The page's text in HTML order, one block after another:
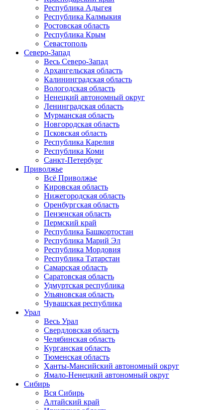
Республика Адыгея
Республика Калмыкия
Ростовская область
Республика Крым
Севастополь
Северо-Запад
Весь Северо-Запад
Архангельская область
Калининградская область
Вологодская область
Ненецкий автономный округ
Ленинградская область
Мурманская область
Новгородская область
Псковская область
Республика Карелия
Республика Коми
Санкт-Петербург
Приволжье
Всё Приволжье
Кировская область
Нижегородская область
Оренбургская область
Пензенская область
Пермский край
Республика Башкортостан
Республика Марий Эл
Республика Мордовия
Республика Татарстан
Самарская область
Саратовская область
Удмуртская республика
Ульяновская область
Чувашская республика
Урал
Весь Урал
Свердловская область
Челябинская область
Курганская область
Тюменская область
Ханты-Мансийский автономный округ
Ямало-Ненецкий автономный округ
Сибирь
Вся Сибирь
Алтайский край